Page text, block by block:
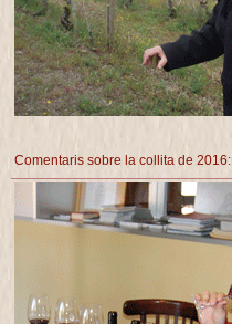
Comentaris sobre la collita de 2016: